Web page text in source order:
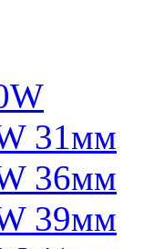
31мм
36мм
39мм